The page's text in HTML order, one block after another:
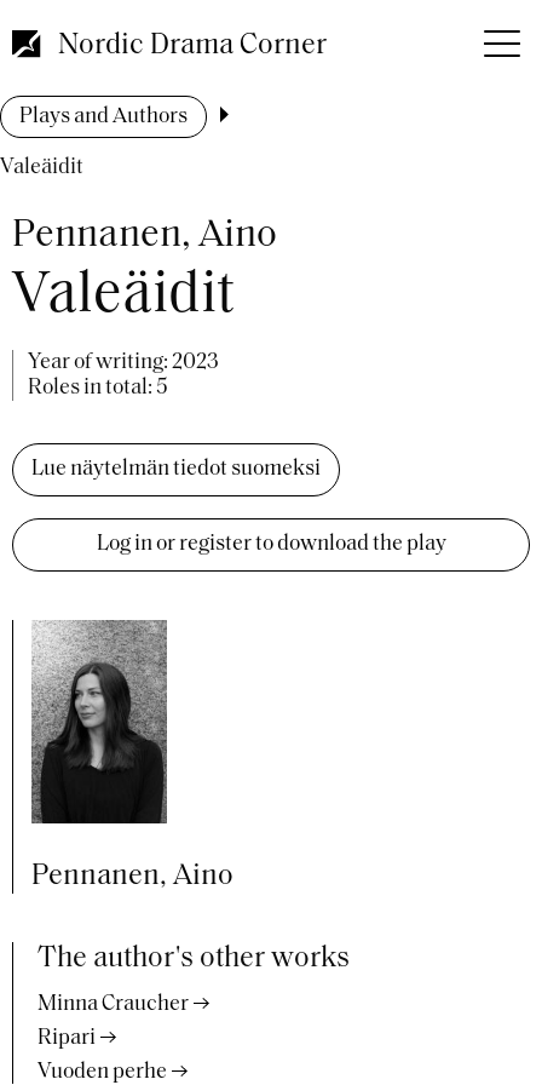
to
main
Nordic Drama Corner
Breadcrumb
Plays and Authors
Valeäidit
Pennanen, Aino
Valeäidit
Year of writing: 2023
Roles in total: 5
Lue näytelmän tiedot suomeksi
Log in or register to download the play
Pennanen, Aino
The author's other works
Minna Craucher
Ripari
Vuoden perhe